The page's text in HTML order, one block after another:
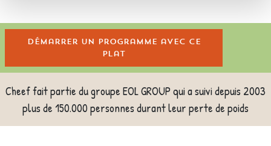
Démarrer un programme avec ce
plat
Cheef fait partie du groupe EOL GROUP qui a suivi depuis 2003
plus de 150.000 personnes durant leur perte de poids